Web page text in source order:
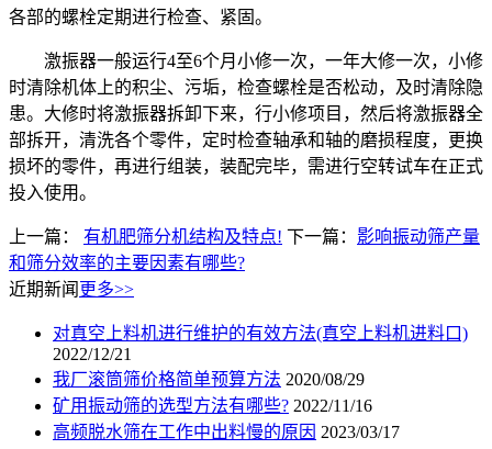
各部的螺栓定期进行检查、紧固。
激振器一般运行4至6个月小修一次，一年大修一次，小修
时清除机体上的积尘、污垢，检查螺栓是否松动，及时清除隐
患。大修时将激振器拆卸下来，行小修项目，然后将激振器全
部拆开，清洗各个零件，定时检查轴承和轴的磨损程度，更换
损坏的零件，再进行组装，装配完毕，需进行空转试车在正式
投入使用。
上一篇： 有机肥筛分机结构及特点! 下一篇： 影响振动筛产量
和筛分效率的主要因素有哪些?
近期新闻 更多>>
对真空上料机进行维护的有效方法(真空上料机进料口)
2022/12/21
我厂滚筒筛价格简单预算方法 2020/08/29
矿用振动筛的选型方法有哪些? 2022/11/16
高频脱水筛在工作中出料慢的原因 2023/03/17